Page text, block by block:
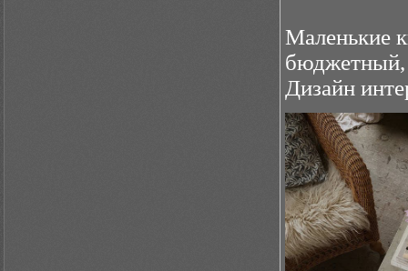
Маленькие
Дизайн